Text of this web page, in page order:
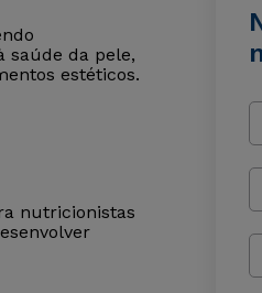
saúde da pele,
estéticos.
nutricionistas